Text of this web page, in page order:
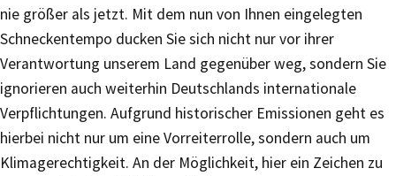
nie größer als jetzt. Mit dem nun von Ihnen eingelegten
Schneckentempo ducken Sie sich nicht nur vor ihrer
Verantwortung unserem Land gegenüber weg, sondern Sie
ignorieren auch weiterhin Deutschlands internationale
Verpflichtungen. Aufgrund historischer Emissionen geht es
hierbei nicht nur um eine Vorreiterrolle, sondern auch um
Klimagerechtigkeit. An der Möglichkeit, hier ein Zeichen zu